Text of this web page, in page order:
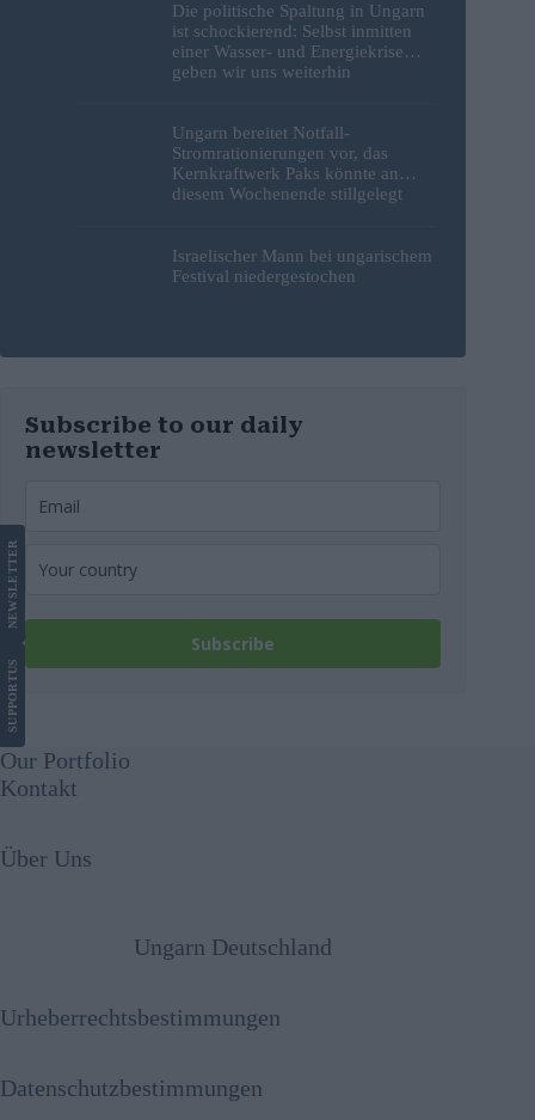
Die politische Spaltung in Ungarn
ist schockierend: Selbst inmitten
einer Wasser- und Energiekrise
geben wir uns weiterhin
Ungarn bereitet Notfall-
Stromrationierungen vor, das
Kernkraftwerk Paks könnte an
diesem Wochenende stillgelegt
Israelischer Mann bei ungarischem
Festival niedergestochen
Subscribe to our daily
newsletter
Subscribe
SUPPORT
US
NEWS
LETTER
Our Portfolio
Kontakt
Über Uns
Ungarn Deutschland
Urheberrechtsbestimmungen
Datenschutzbestimmungen